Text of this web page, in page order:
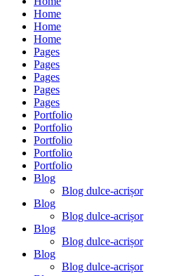
Home
Home
Home
Pages
Pages
Pages
Pages
Pages
Portfolio
Portfolio
Portfolio
Portfolio
Portfolio
Blog
Blog dulce-acrișor
Blog
Blog dulce-acrișor
Blog
Blog dulce-acrișor
Blog
Blog dulce-acrișor